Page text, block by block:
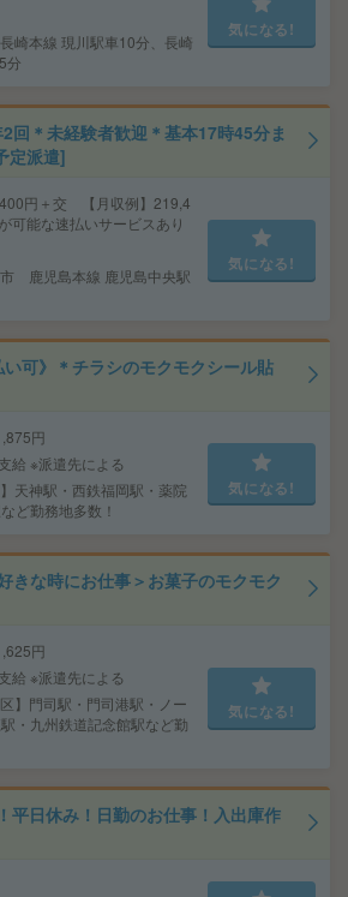
崎本線 現川駅車10分、長崎
分
気になる!
回＊未経験者歓迎＊基本17時45分ま
定派遣]
円＋交 【月収例】219,4
能な速払いサービスあり
鹿児島本線 鹿児島中央駅
気になる!
い可》＊チラシのモクモクシール貼
円
給 ※派遣先による
天神駅・西鉄福岡駅・薬院
ど勤務地多数！
気になる!
きな時にお仕事＞お菓子のモクモク
円
給 ※派遣先による
】門司駅・門司港駅・ノー
・九州鉄道記念館駅など勤
気になる!
平日休み！日勤のお仕事！入出庫作